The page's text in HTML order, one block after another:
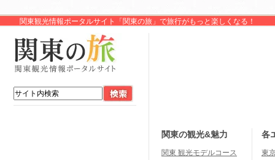
関東観光情報ポータルサイト「関東の旅」で旅行がもっと楽しくなる！
関東の観光&魅力
関東 観光モデルコース
各
東